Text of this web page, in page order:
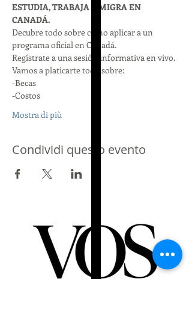
ESTUDIA, TRABAJA Y MIGRA EN
CANADÁ.
Decubre todo sobre como aplicar a un
programa oficial en Canadá.
Regístrate a una sesión informativa en vivo.
Vamos a platicarte todo sobre:
-Becas
-Costos
Mostra di più
Condividi questo evento